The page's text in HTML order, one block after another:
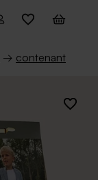
→ contenant